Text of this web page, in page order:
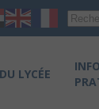
LYCÉE